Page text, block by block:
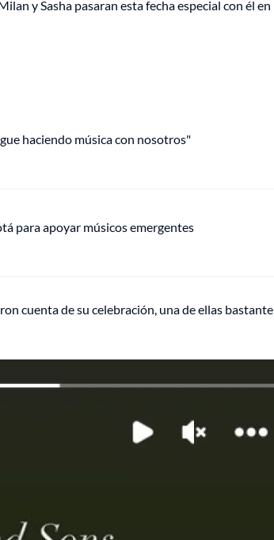
y Sasha pasaran esta fecha especial con él en
haciendo música con nosotros"
para apoyar músicos emergentes
cuenta de su celebración, una de ellas bastante